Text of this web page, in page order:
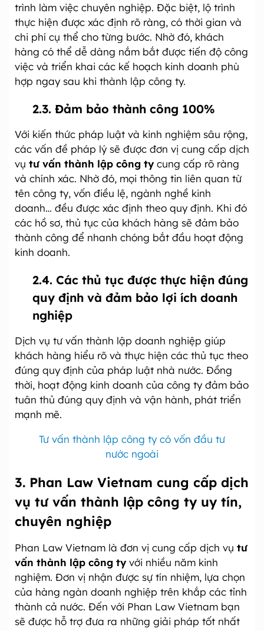
trình làm việc chuyên nghiệp. Đặc biệt, lộ trình
thực hiện được xác định rõ ràng, có thời gian và
chi phí cụ thể cho từng bước. Nhờ đó, khách
hàng có thể dễ dàng nắm bắt được tiến độ công
việc và triển khai các kế hoạch kinh doanh phù
hợp ngay sau khi thành lập công ty.
2.3. Đảm bảo thành công 100%
Với kiến thức pháp luật và kinh nghiệm sâu rộng,
các vấn đề pháp lý sẽ được đơn vị cung cấp dịch
vụ tư vấn thành lập công ty cung cấp rõ ràng
và chính xác. Nhờ đó, mọi thông tin liên quan từ
tên công ty, vốn điều lệ, ngành nghề kinh
doanh… đều được xác định theo quy định. Khi đó
các hồ sơ, thủ tục của khách hàng sẽ đảm bảo
thành công để nhanh chóng bắt đầu hoạt động
kinh doanh.
2.4. Các thủ tục được thực hiện đúng
quy định và đảm bảo lợi ích doanh
nghiệp
Dịch vụ tư vấn thành lập doanh nghiệp giúp
khách hàng hiểu rõ và thực hiện các thủ tục theo
đúng quy định của pháp luật nhà nước. Đồng
thời, hoạt động kinh doanh của công ty đảm bảo
tuân thủ đúng quy định và vận hành, phát triển
mạnh mẽ.
Tư vấn thành lập công ty có vốn đầu tư
nước ngoài
3. Phan Law Vietnam cung cấp dịch
vụ tư vấn thành lập công ty uy tín,
chuyên nghiệp
Phan Law Vietnam là đơn vị cung cấp dịch vụ tư
vấn thành lập công ty với nhiều năm kinh
nghiệm. Đơn vị nhận được sự tín nhiệm, lựa chọn
của hàng ngàn doanh nghiệp trên khắp các tỉnh
thành cả nước. Đến với Phan Law Vietnam bạn
sẽ được hỗ trợ đưa ra những giải pháp tốt nhất